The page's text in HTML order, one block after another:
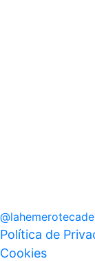
@
Política de
Cookies